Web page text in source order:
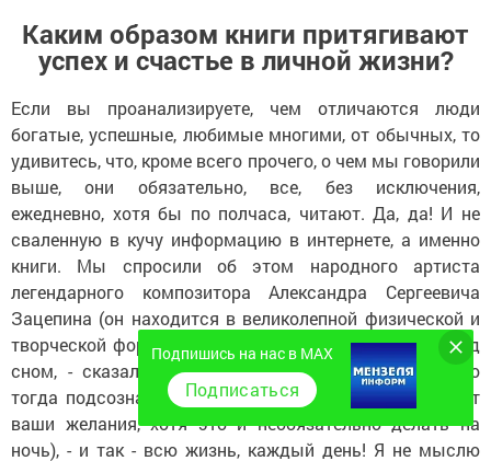
Каким образом книги притягивают
успех и счастье в личной жизни?
Если вы проанализируете, чем отличаются люди
богатые, успешные, любимые многими, от обычных, то
удивитесь, что, кроме всего прочего, о чем мы говорили
выше, они обязательно, все, без исключения,
ежедневно, хотя бы по полчаса, читают. Да, да! И не
сваленную в кучу информацию в интернете, а именно
книги. Мы спросили об этом народного артиста
легендарного композитора Александра Сергеевича
Зацепина (он находится в великолепной физической и
творческой форме). «Я часок непременно читаю перед
сном, - сказал маэстро (обратите внимание: именно
тогда подсознание особенно податливо воспринимает
ваши желания, хотя это и необязательно делать на
ночь), - и так - всю жизнь, каждый день! Я не мыслю
Подпишись на нас в MAX
Подписаться